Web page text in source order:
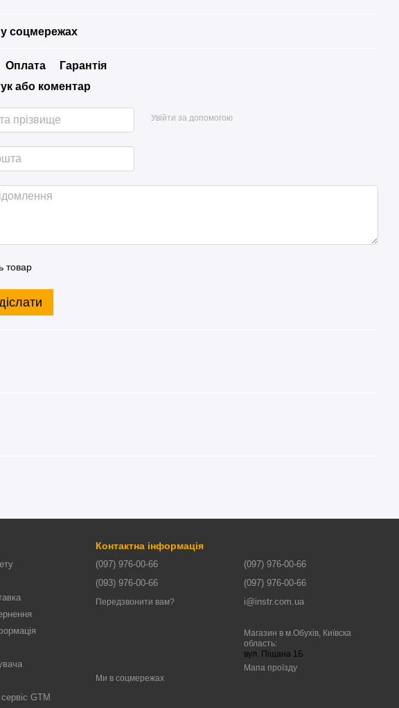
соцмережах
Оплата
Гарантія
або коментар
Увійти за допомогою
товар
GTM
Контактна інформація
(097) 976-00-66
(093) 976-00-66
Передзвонити вам?
(097) 976-00-66
(097) 976-00-66
i@instr.com.ua
Магазин в м.Обухів, Київска
область:
вул. Піщана 1Б
Мапа проїзду
Ми в соцмережах